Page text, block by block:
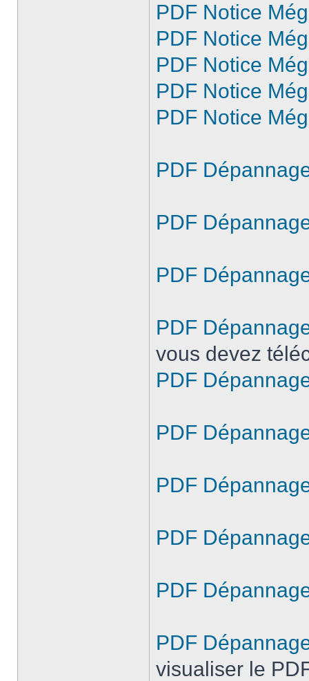
PDF Notice
PDF Notice
PDF Notice
PDF Notice
PDF Notice
PDF
PDF
PDF
PDF
vous devez
PDF
PDF
PDF
PDF
PDF
PDF
visualiser le